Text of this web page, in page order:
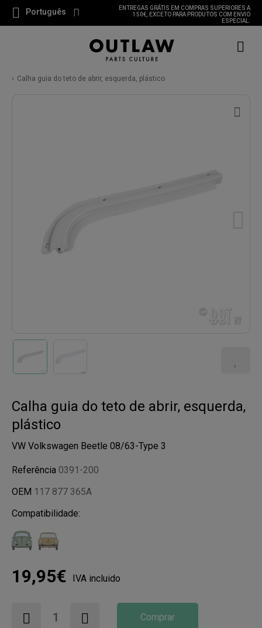
Português
ENTREGAS GRÁTIS EM COMPRAS SUPERIORES A
150€, EXCETO PARA PRODUTOS COM ENVIO
ESPECIAL.
Calha guia do teto de abrir, esquerda, plástico
Calha guia do teto de abrir, esquerda,
plástico
VW Volkswagen Beetle 08/63-Type 3
Referência 0391-200
OEM 117 877 365A
Compatibilidade:
19,95€ IVA incluido
Comprar